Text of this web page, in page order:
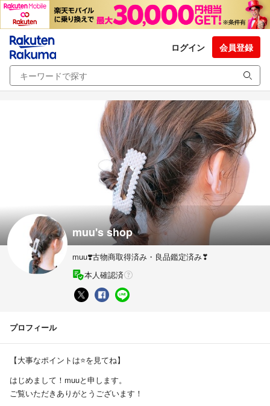
ログイン 会員登録
muu's shop
muu❣️古物商取得済み・良品鑑定済み❣
本人確認済
プロフィール
【大事なポイントは⭐を見てね】
はじめまして！muuと申します。
ご覧いただきありがとうございます！